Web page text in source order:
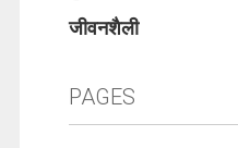
जीवनशैली
PAGES